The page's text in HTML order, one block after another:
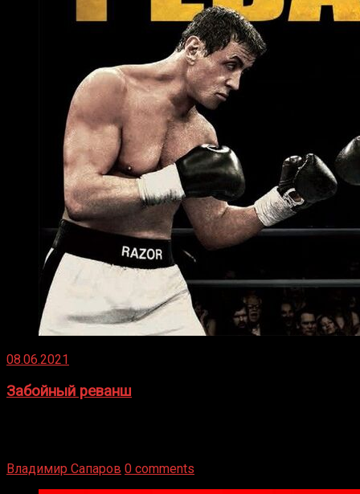
08.06.2021
Забойный реванш
Владимир Сапаров 0 comments